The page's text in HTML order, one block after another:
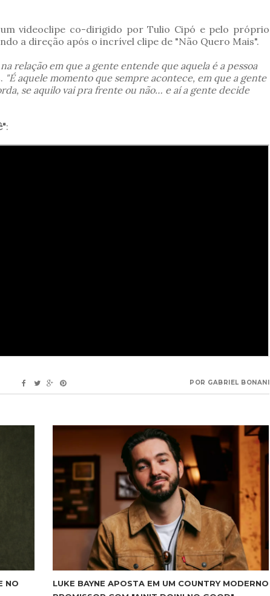
videoclipe co-dirigido por Tulio Cipó e pelo próprio
a direção após o incrível clipe de "Não Quero Mais".
relação em que a gente entende que aquela é a pessoa
"É aquele momento que sempre acontece, em que a gente
se aquilo vai pra frente ou não… e aí a gente decide
:
POR GABRIEL BONANI
NO
LUKE BAYNE APOSTA EM UM COUNTRY MODERNO